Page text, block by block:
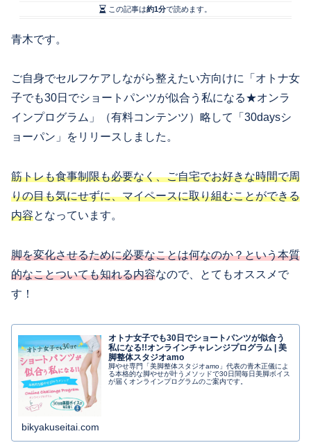
この記事は約1分で読めます。
青木です。
ご自身でセルフケアしながら整えたい方向けに「オトナ女
子でも30日でショートパンツが似合う私になる★オンラ
インプログラム」（有料コンテンツ）略して「30daysシ
ョーパン」をリリースしました。
筋トレも食事制限も必要なく、ご自宅でお好きな時間で周
りの目も気にせずに、マイペースに取り組むことができる
内容となっています。
脚を変化させるために必要なことは何なのか？という本質
的なことついても知れる内容なので、とてもオススメで
す！
オトナ女子でも30日でショートパンツが似合う
私になる!!オンラインチャレンジプログラム | 美
脚整体スタジオamo
脚やせ専門「美脚整体スタジオamo」代表の青木正儀によ
る本格的な脚やせが叶うメソッドで30日間毎日美脚ボイス
が届くオンラインプログラムのご案内です。
bikyakuseitai.com